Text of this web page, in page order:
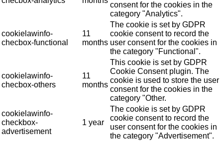
consent for the cookies in the
category "Analytics".
cookielawinfo-
checbox-functional
11
months
The cookie is set by GDPR
cookie consent to record the
user consent for the cookies in
the category "Functional".
cookielawinfo-
checbox-others
11
months
This cookie is set by GDPR
Cookie Consent plugin. The
cookie is used to store the user
consent for the cookies in the
category "Other.
cookielawinfo-
checkbox-
advertisement
1 year
The cookie is set by GDPR
cookie consent to record the
user consent for the cookies in
the category "Advertisement".